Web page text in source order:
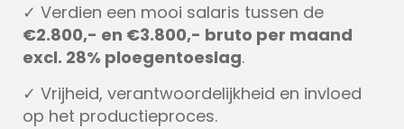
✓ Verdien een mooi salaris tussen de
€2.800,- en €3.800,- bruto per maand
excl. 28% ploegentoeslag.
✓ Vrijheid, verantwoordelijkheid en invloed
op het productieproces.